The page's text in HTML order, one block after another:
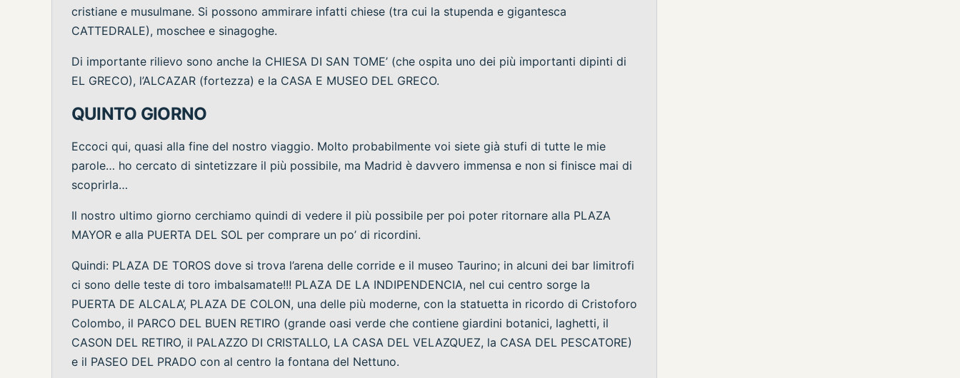
cristiane e musulmane. Si possono ammirare infatti chiese (tra cui la stupenda e gigantesca
CATTEDRALE), moschee e sinagoghe.
Di importante rilievo sono anche la CHIESA DI SAN TOME’ (che ospita uno dei più importanti dipinti di
EL GRECO), l’ALCAZAR (fortezza) e la CASA E MUSEO DEL GRECO.
QUINTO GIORNO
Eccoci qui, quasi alla fine del nostro viaggio. Molto probabilmente voi siete già stufi di tutte le mie
parole… ho cercato di sintetizzare il più possibile, ma Madrid è davvero immensa e non si finisce mai di
scoprirla…
Il nostro ultimo giorno cerchiamo quindi di vedere il più possibile per poi poter ritornare alla PLAZA
MAYOR e alla PUERTA DEL SOL per comprare un po’ di ricordini.
Quindi: PLAZA DE TOROS dove si trova l’arena delle corride e il museo Taurino; in alcuni dei bar limitrofi
ci sono delle teste di toro imbalsamate!!! PLAZA DE LA INDIPENDENCIA, nel cui centro sorge la
PUERTA DE ALCALA’, PLAZA DE COLON, una delle più moderne, con la statuetta in ricordo di Cristoforo
Colombo, il PARCO DEL BUEN RETIRO (grande oasi verde che contiene giardini botanici, laghetti, il
CASON DEL RETIRO, il PALAZZO DI CRISTALLO, LA CASA DEL VELAZQUEZ, la CASA DEL PESCATORE)
e il PASEO DEL PRADO con al centro la fontana del Nettuno.